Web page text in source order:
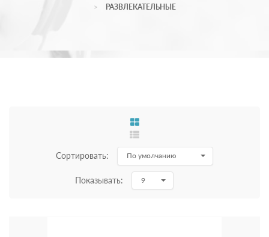
РАЗВЛЕКАТЕЛЬНЫЕ
Сортировать: По умолчанию
Показывать: 9